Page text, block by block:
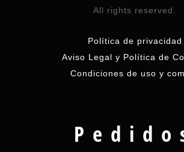
All rights reserved.
Política de privacidad
Aviso Legal y Política de
Condiciones de uso y